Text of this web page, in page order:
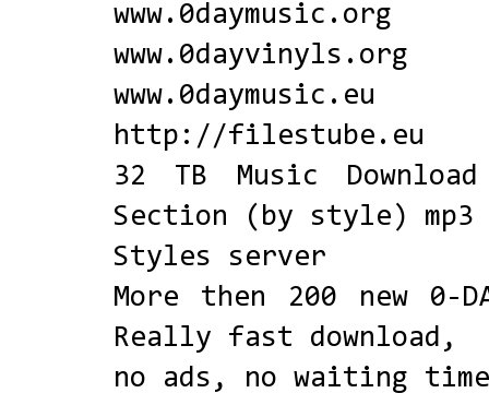
www.0daymusic.org
www.0dayvinyls.org
www.0daymusic.eu
http://filestube.eu
32 TB Music
Section (by style)
Styles server
More then 200 new 0-
Really fast download,
no ads, no waiting time